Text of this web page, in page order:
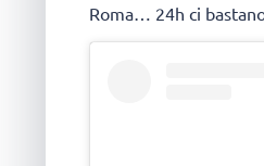
Roma… 24h ci